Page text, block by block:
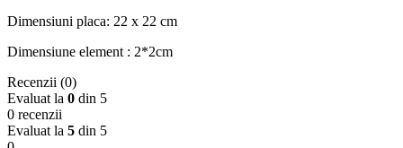
Dimensiuni placa: 22 x 22 cm
Dimensiune element : 2*2cm
Recenzii (0)
Evaluat la 0 din 5
0 recenzii
Evaluat la 5 din 5